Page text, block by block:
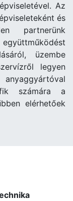
Az
és
partnerünk
üzembe
legyen
számára a
elérhetőek